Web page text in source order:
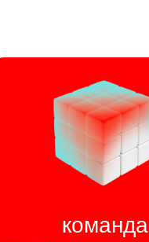
команда